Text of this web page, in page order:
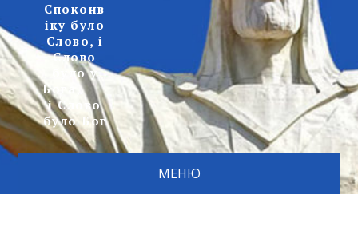
Споконв
іку було
Слово, і
Слово
було у
Бога,
і Слово
було Бог
МЕНЮ